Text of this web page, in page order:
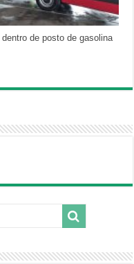
de posto de gasolina